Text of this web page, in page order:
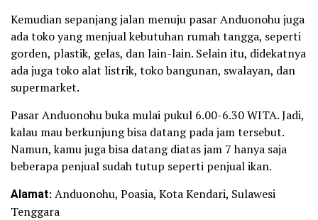
Kemudian sepanjang jalan menuju pasar Anduonohu juga
ada toko yang menjual kebutuhan rumah tangga, seperti
gorden, plastik, gelas, dan lain-lain. Selain itu, didekatnya
ada juga toko alat listrik, toko bangunan, swalayan, dan
supermarket.
Pasar Anduonohu buka mulai pukul 6.00-6.30 WITA. Jadi,
kalau mau berkunjung bisa datang pada jam tersebut.
Namun, kamu juga bisa datang diatas jam 7 hanya saja
beberapa penjual sudah tutup seperti penjual ikan.
Alamat: Anduonohu, Poasia, Kota Kendari, Sulawesi
Tenggara